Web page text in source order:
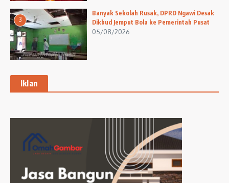
3
Banyak Sekolah Rusak, DPRD Ngawi Desak
Dikbud Jemput Bola ke Pemerintah Pusat
05/08/2026
Iklan